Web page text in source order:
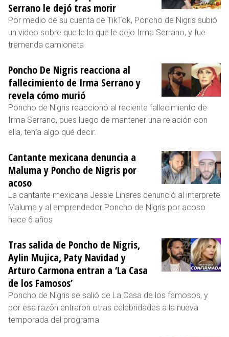
Serrano le dejó tras morir
Por medio de su cuenta de TikTok, Poncho de Nigris subió
un video sobre que le lo que le dejo Irma Serrano, y fue
tremenda camioneta
Poncho De Nigris reacciona al
fallecimiento de Irma Serrano y
revela cómo murió
Poncho de Nigris reaccionó al reciente fallecimiento de
Irma Serrano, pues luego de mantener una relación con
ella, tenía algo qué decir.
Cantante mexicana denuncia a
Maluma y Poncho de Nigris por
acoso
La cantante mexicana Jessie Linares denunció al interprete
Maluma y al emprendedor Poncho de Nigris por acoso
hace 6 años
Tras salida de Poncho de Nigris,
Aylin Mujica, Paty Navidad y
Arturo Carmona entran a ‘La Casa
de los Famosos’
Poncho de Nigris se salió de La Casa de los famosos, y
por esa razón entraron otras celebridades a la nueva
temporada del programa